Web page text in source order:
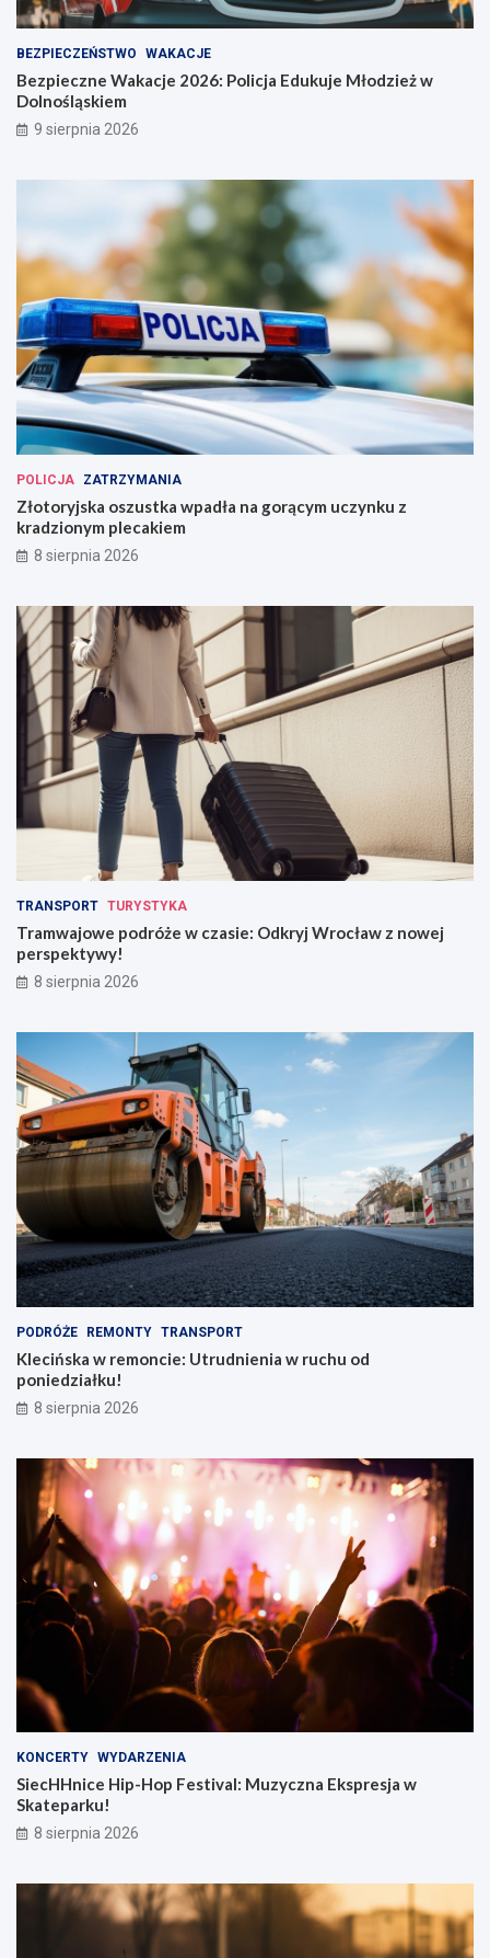
BEZPIECZEŃSTWO WAKACJE
Bezpieczne Wakacje 2026: Policja Edukuje Młodzież w
Dolnośląskiem
9 sierpnia 2026
POLICJA ZATRZYMANIA
Złotoryjska oszustka wpadła na gorącym uczynku z
kradzionym plecakiem
8 sierpnia 2026
TRANSPORT TURYSTYKA
Tramwajowe podróże w czasie: Odkryj Wrocław z nowej
perspektywy!
8 sierpnia 2026
PODRÓŻE REMONTY TRANSPORT
Klecińska w remoncie: Utrudnienia w ruchu od
poniedziałku!
8 sierpnia 2026
KONCERTY WYDARZENIA
SiecHHnice Hip-Hop Festival: Muzyczna Ekspresja w
Skateparku!
8 sierpnia 2026